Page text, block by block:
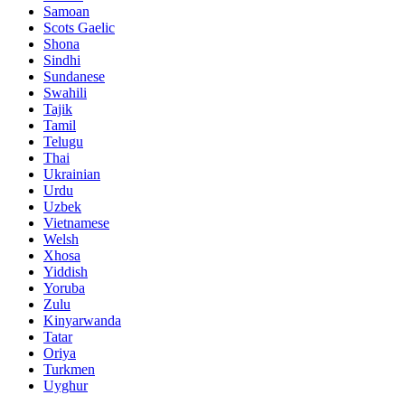
Samoan
Scots Gaelic
Shona
Sindhi
Sundanese
Swahili
Tajik
Tamil
Telugu
Thai
Ukrainian
Urdu
Uzbek
Vietnamese
Welsh
Xhosa
Yiddish
Yoruba
Zulu
Kinyarwanda
Tatar
Oriya
Turkmen
Uyghur